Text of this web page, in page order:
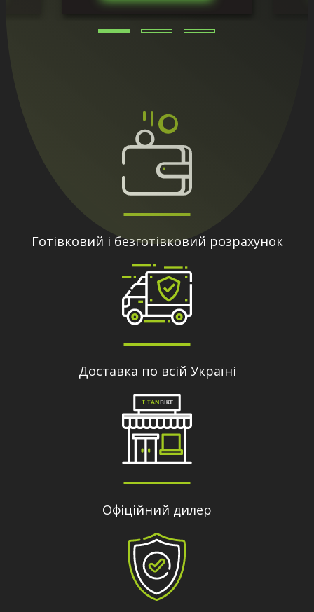
Готівковий і безготівковий розрахунок
Доставка по всій Україні
Офіційний дилер